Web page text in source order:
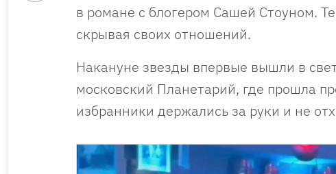
в романе с блогером Сашей Стоуном.
скрывая своих отношений.
Накануне звезды впервые вышли в
московский Планетарий, где прошла
избранники держались за руки и не